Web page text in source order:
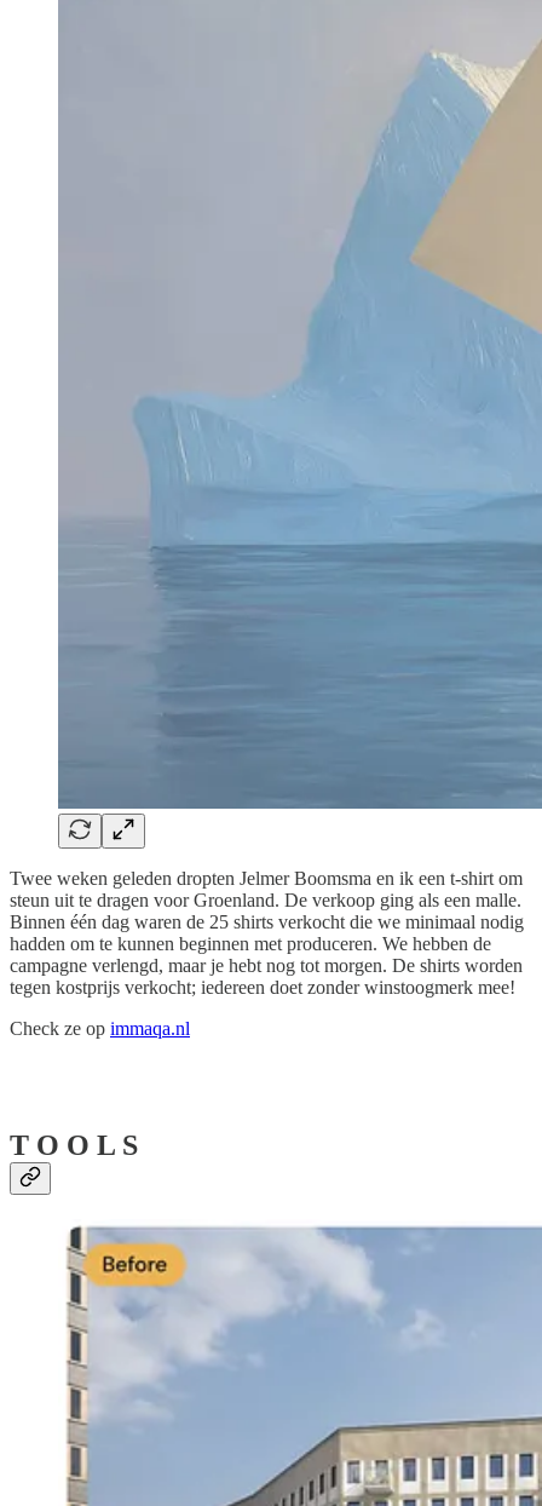
Twee weken geleden dropten Jelmer Boomsma en ik een t-shirt om
steun uit te dragen voor Groenland. De verkoop ging als een malle.
Binnen één dag waren de 25 shirts verkocht die we minimaal nodig
hadden om te kunnen beginnen met produceren. We hebben de
campagne verlengd, maar je hebt nog tot morgen. De shirts worden
tegen kostprijs verkocht; iedereen doet zonder winstoogmerk mee!
Check ze op immaqa.nl
T O O L S